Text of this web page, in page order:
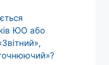
ЮО або